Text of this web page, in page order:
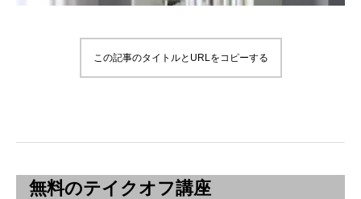
この記事のタイトルとURLをコピーする
無料のテイクオフ講座